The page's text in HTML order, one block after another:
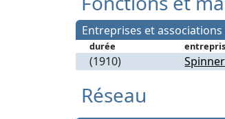
Entreprises et
durée
(1910)
Réseau